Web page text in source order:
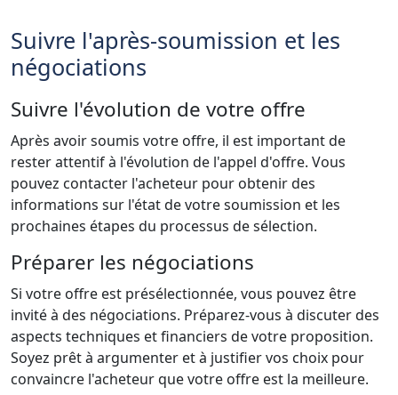
Suivre l'après-soumission et les
négociations
Suivre l'évolution de votre offre
Après avoir soumis votre offre, il est important de
rester attentif à l'évolution de l'appel d'offre. Vous
pouvez contacter l'acheteur pour obtenir des
informations sur l'état de votre soumission et les
prochaines étapes du processus de sélection.
Préparer les négociations
Si votre offre est présélectionnée, vous pouvez être
invité à des négociations. Préparez-vous à discuter des
aspects techniques et financiers de votre proposition.
Soyez prêt à argumenter et à justifier vos choix pour
convaincre l'acheteur que votre offre est la meilleure.